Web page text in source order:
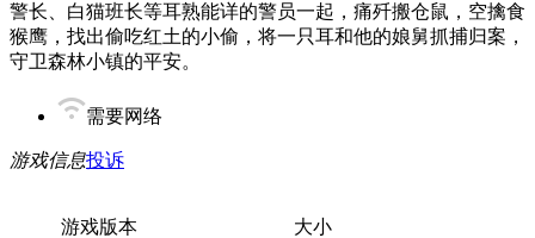
警长、白猫班长等耳熟能详的警员一起，痛歼搬仓鼠，空擒食
猴鹰，找出偷吃红土的小偷，将一只耳和他的娘舅抓捕归案，
守卫森林小镇的平安。
需要网络
游戏信息投诉
游戏版本 大小